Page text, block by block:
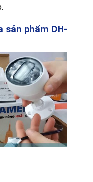
sản phẩm DH-